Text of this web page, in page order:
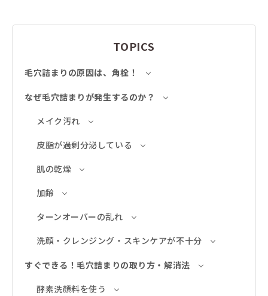
TOPICS
毛穴詰まりの原因は、角栓！
なぜ毛穴詰まりが発生するのか？
メイク汚れ
皮脂が過剰分泌している
肌の乾燥
加齢
ターンオーバーの乱れ
洗顔・クレンジング・スキンケアが不十分
すぐできる！毛穴詰まりの取り方・解消法
酵素洗顔料を使う